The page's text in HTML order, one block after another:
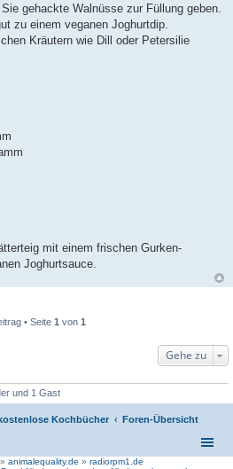
gehackte Walnüsse zur Füllung geben.
zu einem veganen Joghurtdip.
Kräutern wie Dill oder Petersilie
mit einem frischen Gurken-
Joghurtsauce.
• Seite 1 von 1
Gehe zu
und 1 Gast
Kochbücher Foren-Übersicht
animalequality.de » radiorpm1.de